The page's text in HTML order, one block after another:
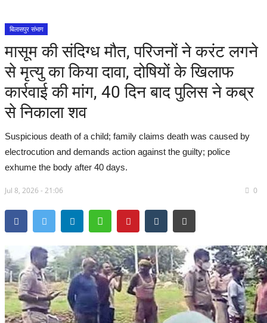
छत्तीसगढ़
All
सरगुजा संभाग
बिलासपुर संभाग
रायपुर संभाग
दुर्ग संभाग
बस्तर संभाग
राष्ट्रीय
खेल
राज्य
बिलासपुर संभाग
मासूम की संदिग्ध मौत, परिजनों ने करंट लगने
से मृत्यु का किया दावा, दोषियों के खिलाफ
कार्रवाई की मांग, 40 दिन बाद पुलिस ने कब्र
से निकाला शव
Suspicious death of a child; family claims death was caused by
electrocution and demands action against the guilty; police
exhume the body after 40 days.
Jul 8, 2026 - 21:06 0